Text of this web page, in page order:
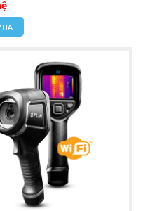
chiếu sáng giúp đo
tích hợp với phần
nối với chân máy ¼ inch.
trợ nhiều ngôn ngữ gồm
dụng của camera
PCBA, động cơ, bảo
và HVAC…